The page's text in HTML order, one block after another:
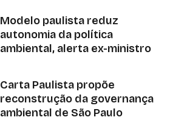
Modelo paulista reduz
autonomia da política
ambiental, alerta ex-ministro
Carta Paulista propõe
reconstrução da governança
ambiental de São Paulo